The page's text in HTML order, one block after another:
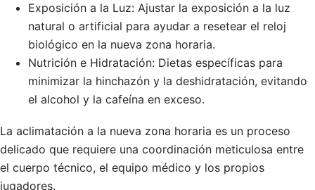
Exposición a la Luz: Ajustar la exposición a la luz
natural o artificial para ayudar a resetear el reloj
biológico en la nueva zona horaria.
Nutrición e Hidratación: Dietas específicas para
minimizar la hinchazón y la deshidratación, evitando
el alcohol y la cafeína en exceso.
La aclimatación a la nueva zona horaria es un proceso
delicado que requiere una coordinación meticulosa entre
el cuerpo técnico, el equipo médico y los propios
jugadores.